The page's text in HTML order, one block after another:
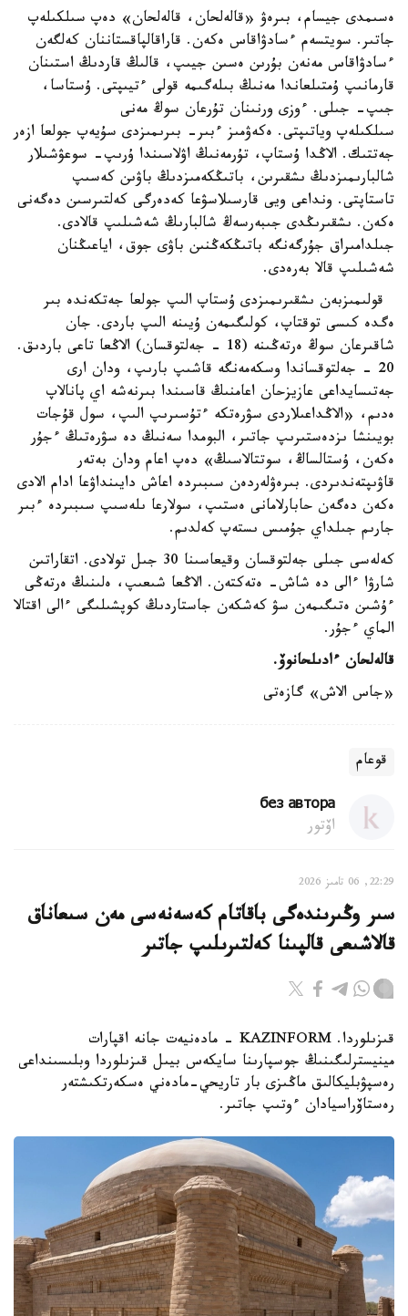
ەسىمدى جيسام، بىرەۋ «قالەلحان، قالەلحان» دەپ سىلكىلەپ
جاتىر. سويتسەم ءسادۋاقاس ەكەن. قاراقالپاقستاننان كەلگەن
ءسادۋاقاس مەنەن بۇرىن ەسىن جيىپ، قالىڭ قاردىڭ استىنان
قارمانىپ ۇمتىلعاندا مەنىڭ بىلەگىمە قولى ءتيىپتى. ۇستاسا،
جىپ- جىلى. ءوزى ورنىنان تۇرعان سوڭ مەنى
سىلكىلەپ وياتىپتى. ەكەۋمىز ءبىر- بىرىمىزدى سۇيەپ جولعا ازەر
جەتتىك. الاڭدا ۇستاپ، تۇرمەنىڭ اۋلاسىندا ۇرىپ- سوعۋشىلار
شالبارىمىزدىڭ ىشقىرىن، باتىڭكەمىزدىڭ باۋىن كەسىپ
تاستاپتى. ونداعى ويى قارسىلاسۋعا كەدەرگى كەلتىرسىن دەگەنى
ەكەن. ىشقىرىڭدى جىبەرسەڭ شالبارىڭ شەشىلىپ قالادى.
جىلدامىراق جۇرگەنگە باتىڭكەڭنىن باۋى جوق، اياعىڭنان
شەشىلىپ قالا بەرەدى.
قولىمىزبەن ىشقىرىمىزدى ۇستاپ الىپ جولعا جەتكەندە بىر
ەگدە كىسى توقتاپ، كولىگىمەن ۇيىنە الىپ باردى. جان
شاقىرعان سوڭ ەرتەڭىنە (18 - جەلتوقسان) الاڭعا تاعى باردىق.
20 - جەلتوقساندا وسكەمەنگە قاشىپ بارىپ، ودان ارى
جەتىسايداعى عازيزحان اعامنىڭ قاسىندا بىرنەشە اي پانالاپ
ەدىم، «الاڭداعىلاردى سۋرەتكە ءتۇسىرىپ الىپ، سول قۇجات
بويىنشا ىزدەستىرىپ جاتىر، البومدا سەنىڭ دە سۋرەتىڭ ءجۇر
ەكەن، ۇستالساڭ، سوتتالاسىڭ» دەپ اعام ودان بەتەر
قاۋىپتەندىردى. بىرەۋلەردەن سىبىردە اعاش دايىنداۋعا ادام الادى
ەكەن دەگەن حابارلامانى ەستىپ، سولارعا ىلەسىپ سىبىردە ءبىر
جارىم جىلداي جۇمىس ىستەپ كەلدىم.
كەلەسى جىلى جەلتوقسان وقيعاسىنا 30 جىل تولادى. اتقاراتىن
شارۋا ءالى دە شاش- ەتەكتەن. الاڭعا شىعىپ، ەلىنىڭ ەرتەڭى
ءۇشىن ەتىگىمەن سۋ كەشكەن جاستاردىڭ كوپشىلىگى ءالى اقتالا
الماي ءجۇر.
قالەلحان ءادىلحانوۆ.
«جاس الاش» گازەتى
قوعام
без автора
اۆتور
22:29, 06 تامىز 2026
سىر وڭىرىندەگى باقاتام كەسەنەسى مەن سىعاناق
قالاشىعى قالپىنا كەلتىرىلىپ جاتىر
قىزىلوردا. KAZINFORM - مادەنيەت جانە اقپارات
مينيسترلىگىنىڭ جوسپارىنا سايكەس بيىل قىزىلوردا وبلىسىنداعى
رەسپۋبليكالىق ماڭىزى بار تاريحي-مادەني ەسكەرتكىشتەر
رەستاۆراسيادان ءوتىپ جاتىر.